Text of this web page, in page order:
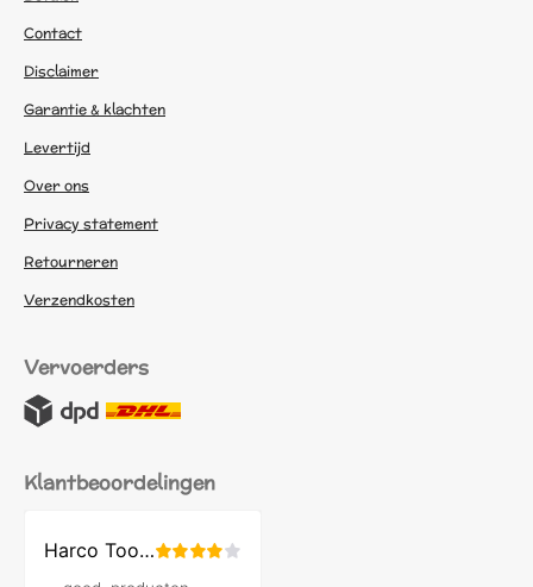
Contact
Disclaimer
Garantie & klachten
Levertijd
Over ons
Privacy statement
Retourneren
Verzendkosten
Vervoerders
Klantbeoordelingen